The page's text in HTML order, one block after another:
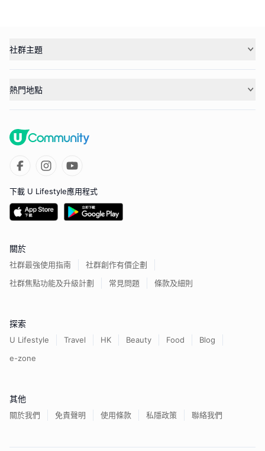
社群主題
熱門地點
下載 U Lifestyle應用程式
關於
社群最強使用指南
社群創作有價企劃
社群焦點功能及升級計劃
常見問題 條款及細則
探索
U Lifestyle Travel HK Beauty Food
Blog
e-zone
其他
關於我們 免責聲明 使用條款 私隱政策 聯絡我們